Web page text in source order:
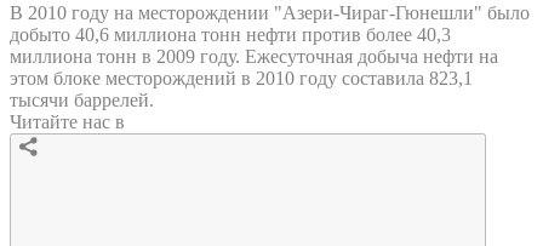
В 2010 году на месторождении "Азери-Чираг-Гюнешли" было
добыто 40,6 миллиона тонн нефти против более 40,3
миллиона тонн в 2009 году. Ежесуточная добыча нефти на
этом блоке месторождений в 2010 году составила 823,1
тысячи баррелей.
Читайте нас в